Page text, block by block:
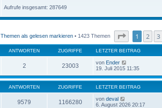
g
i
r
a
g
e
B
e
i
Aufrufe insgesamt: 287649
Themen als gelesen markieren • 1423 Themen Seite von72
1 2 3
ANTWORTEN ZUGRIFFE LETZTER BEITRAG
2 23003 von Ender
19. Juli 2015 11:35
ANTWORTEN ZUGRIFFE LETZTER BEITRAG
9579 1166280 von deval
6. August 2026 20:17